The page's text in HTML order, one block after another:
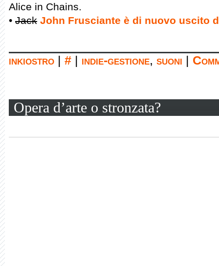
Alice in Chains.
• Jack John Frusciante è di nuovo uscito
inkiostro # indie-gestione, suoni
Opera d’arte o stronzata?